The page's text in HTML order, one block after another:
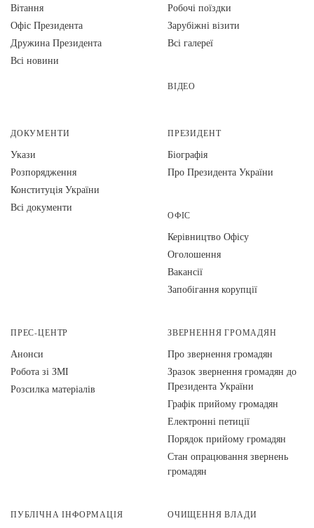
Вiтання
Офіс Президента
Дружина Президента
Всі новини
Робочі поїздки
Зарубіжні візити
Всі галереї
ВІДЕО
ДОКУМЕНТИ
Укази
Розпорядження
Конституція України
Всі документи
ПРЕЗИДЕНТ
Біографія
Про Президента України
ОФІС
Керівництво Офісу
Оголошення
Вакансії
Запобігання корупції
ПРЕС-ЦЕНТР
Анонси
Робота зі ЗМІ
Розсилка матеріалів
ЗВЕРНЕННЯ ГРОМАДЯН
Про звернення громадян
Зразок звернення громадян до
Президента України
Графік прийому громадян
Електронні петиції
Порядок прийому громадян
Стан опрацювання звернень
громадян
ПУБЛІЧНА ІНФОРМАЦІЯ ОЧИЩЕННЯ ВЛАДИ